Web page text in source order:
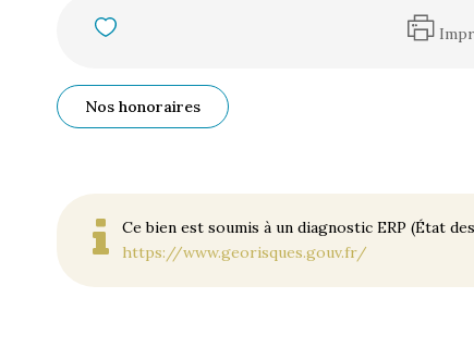
Nos honoraires
Ce bien est soumis à un diagnostic ERP (État
https://www.georisques.gouv.fr/